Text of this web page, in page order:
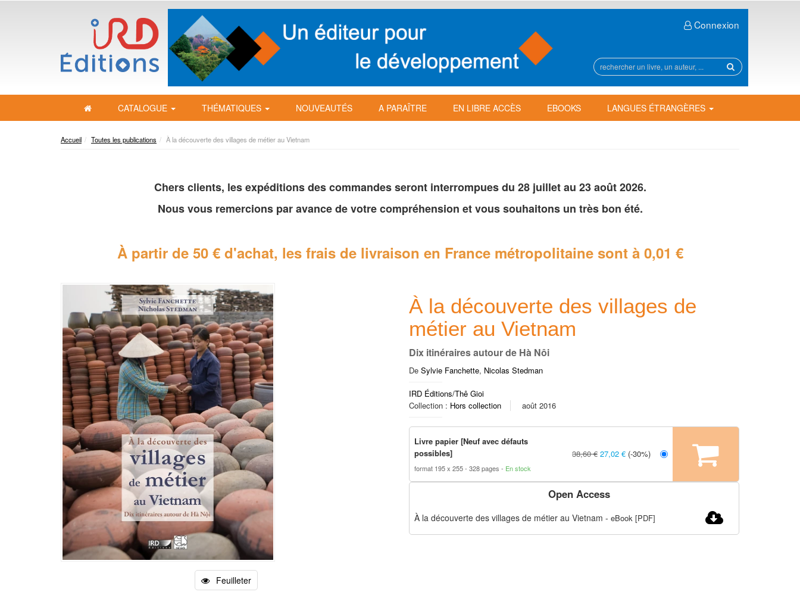
Connexion
sur
site
CATALOGUE
THÉMATIQUES NOUVEAUTÉS A PARAÎTRE EN LIBRE ACCÈS EBOOKS LANGUES ÉTRANGÈRES
Accueil Toutes les publications À la découverte des villages de métier au Vietnam
Chers clients, les expéditions des commandes seront interrompues du 28 juillet au 23 août 2026.
Nous vous remercions par avance de votrecompréhension et vous souhaitons un très bon été.
À partir de 50 € d'achat, les frais de livraison en France métropolitainesont à 0,01 €
Feuilleter
À la découverte des villages de
métier au Vietnam
Dix itinéraires autour de Hà Nôi
De Sylvie Fanchette, Nicolas Stedman
IRD Éditions/Thê Gioi
Collection : Hors collection août 2016
Livre papier [Neuf avec défauts
possibles]
format 195 x 255 328 pages En stock
38,60 € 27,02 € (-30%)
Open Access
À la découverte des villages de métier au Vietnam - eBook [PDF]